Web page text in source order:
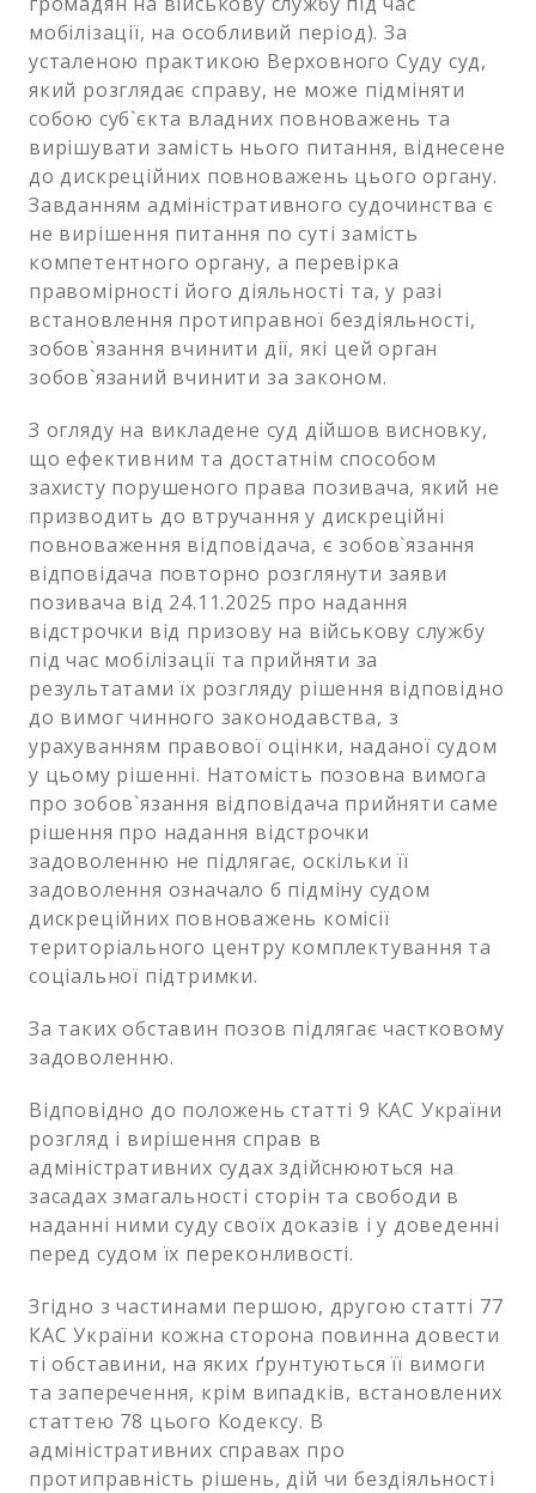
мобілізації, на особливий період). За
усталеною практикою Верховного Суду суд,
який розглядає справу, не може підміняти
собою суб`єкта владних повноважень та
вирішувати замість нього питання, віднесене
до дискреційних повноважень цього органу.
Завданням адміністративного судочинства є
не вирішення питання по суті замість
компетентного органу, а перевірка
правомірності його діяльності та, у разі
встановлення протиправної бездіяльності,
зобов`язання вчинити дії, які цей орган
зобов`язаний вчинити за законом.
З огляду на викладене суд дійшов висновку,
що ефективним та достатнім способом
захисту порушеного права позивача, який не
призводить до втручання у дискреційні
повноваження відповідача, є зобов`язання
відповідача повторно розглянути заяви
позивача від 24.11.2025 про надання
відстрочки від призову на військову службу
під час мобілізації та прийняти за
результатами їх розгляду рішення відповідно
до вимог чинного законодавства, з
урахуванням правової оцінки, наданої судом
у цьому рішенні. Натомість позовна вимога
про зобов`язання відповідача прийняти саме
рішення про надання відстрочки
задоволенню не підлягає, оскільки її
задоволення означало б підміну судом
дискреційних повноважень комісії
територіального центру комплектування та
соціальної підтримки.
За таких обставин позов підлягає частковому
задоволенню.
Відповідно до положень статті 9 КАС України
розгляд і вирішення справ в
адміністративних судах здійснюються на
засадах змагальності сторін та свободи в
наданні ними суду своїх доказів і у доведенні
перед судом їх переконливості.
Згідно з частинами першою, другою статті 77
КАС України кожна сторона повинна довести
ті обставини, на яких ґрунтуються її вимоги
та заперечення, крім випадків, встановлених
статтею 78 цього Кодексу. В
адміністративних справах про
протиправність рішень, дій чи бездіяльності